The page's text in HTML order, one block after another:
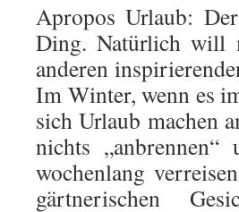
Apropos Urlaub:
Ding. Natürlich will
anderen
Im Winter, wenn es
sich Urlaub machen
nichts
wochenlang
gärtnerischen